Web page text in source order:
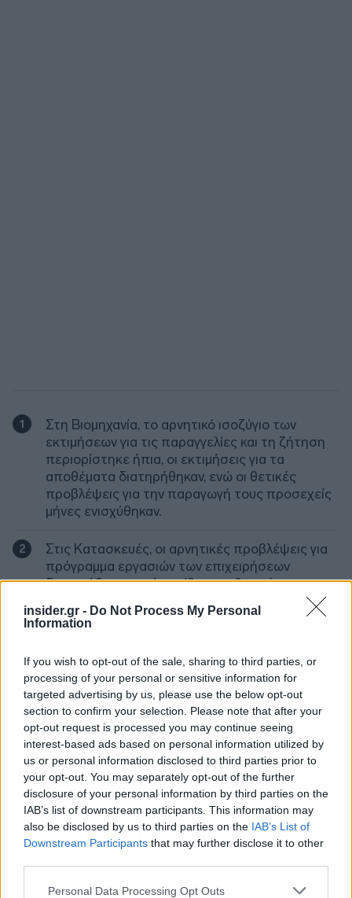
insider.gr - Do Not Process My Personal
Information
If you wish to opt-out of the sale, sharing to third parties, or
processing of your personal or sensitive information for
targeted advertising by us, please use the below opt-out
section to confirm your selection. Please note that after your
opt-out request is processed you may continue seeing
interest-based ads based on personal information utilized by
us or personal information disclosed to third parties prior to
your opt-out. You may separately opt-out of the further
disclosure of your personal information by third parties on the
IAB’s list of downstream participants. This information may
also be disclosed by us to third parties on the IAB’s List of
Downstream Participants that may further disclose it to other
Please note that this website/app uses one or more Google
Personal Data Processing Opt Outs
Στη Βιομηχανία, το αρνητικό ισοζύγιο των
εκτιμήσεων για τις παραγγελίες και τη ζήτηση
περιορίστηκε ήπια, οι εκτιμήσεις για τα
αποθέματα διατηρήθηκαν, ενώ οι θετικές
προβλέψεις για την παραγωγή τους προσεχείς
μήνες ενισχύθηκαν.
Στις Κατασκευές, οι αρνητικές προβλέψεις για
πρόγραμμα εργασιών των επιχειρήσεων
διατηρήθηκαν, ενώ αντίθετα οι θετικές
προβλέψεις για την απασχόληση υποχώρησαν
έντονα.
Στο Λιανικό Εμπόριο, οι εκτιμήσεις για τις
τρέχουσες πωλήσεις ενισχύονται αισθητά, με
το ύψος των αποθεμάτων να υποχωρεί έντονα
και τις προβλέψεις για τη βραχυπρόθεσμη
εξέλιξη των πωλήσεων να διατηρούνται
αμετάβλητες.
Στις Υπηρεσίες, οι θετικές εκτιμήσεις για την
τρέχουσα κατάσταση των επιχειρήσεων
διατηρούνται αμετάβλητες, ενώ παράλληλα
εξασθενούν ήπια οι εκτιμήσεις για την
τρέχουσα ζήτηση με τις προβλέψεις για τη
βραχυπρόθεσμη εξέλιξη της ζήτησης να
κινούνται οριακά ανοδικά.